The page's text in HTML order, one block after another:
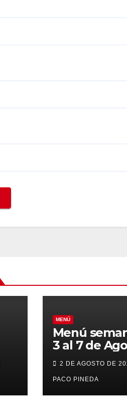
MENÚ
Menú
3 al 7 de
2026
2 DE AGOSTO DE
PACO PINEDA